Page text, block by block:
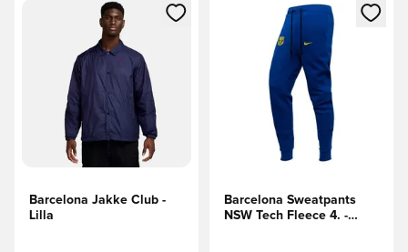
Åbner en Modal til at logge ind eller tilmelde dig som
Barcelona Jakke Club -
Lilla
Åbner en Modal til at logge
Barcelona Sweatpants
NSW Tech Fleece 4. -